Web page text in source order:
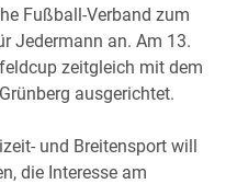
Fußball-Verband zum
Jedermann an. Am 13.
zeitgleich mit dem
ausgerichtet.
und Breitensport will
die Interesse am